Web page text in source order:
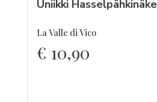
Uniikki
La Valle di Vico
€ 10,90